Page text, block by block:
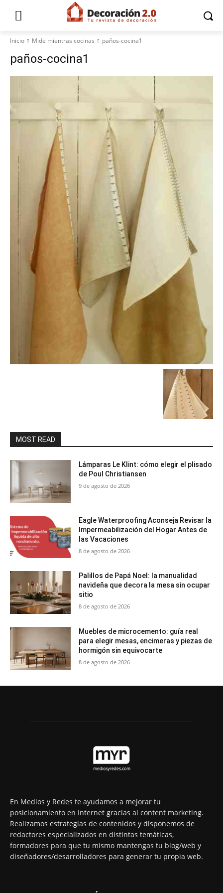
Inicio Mide mientras cocinas paños-cocina1
paños-cocina1
MOST READ
Lámparas Le Klint: cómo elegir el plisado
de Poul Christiansen
9 de agosto de 2026
Eagle Waterproofing Aconseja Revisar la
Impermeabilización del Hogar Antes de
las Vacaciones
8 de agosto de 2026
Palillos de Papá Noel: la manualidad
navideña que decora la mesa sin ocupar
sitio
8 de agosto de 2026
Muebles de microcemento: guía real
para elegir mesas, encimeras y piezas de
hormigón sin equivocarte
8 de agosto de 2026
En Medios y Redes te ayudamos a mejorar tu
posicionamiento en Internet gracias al content marketing.
Realizamos estrategias de contenidos y disponemos de
redactores especializados en distintas temáticas,
formadores para que tu mismo mantengas tu blog/web y
diseñadores/desarrolladores para generar tu propia web.